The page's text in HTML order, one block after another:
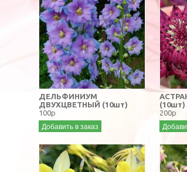
ДЕЛЬФИНИУМ
ДВУХЦВЕТНЫЙ (10шт)
100р
Добавить в заказ
(10шт)
200р